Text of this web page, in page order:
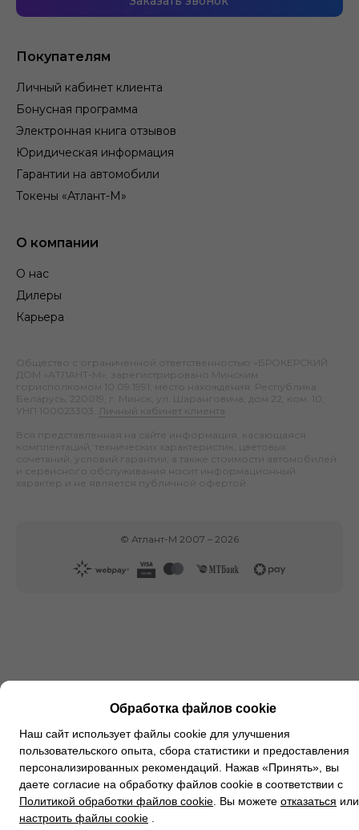
Покупателям
Личный кабинет клиента
Бонусная программа
Электронная книга отзывов
Юридическая информация
Гарантии на автомобили
Токены «Атлант-М»
О компании
О нас
Дилеры
Карьера
Общество с ограниченной ответственностью «БРОКЕРСКИЙ
ДОМ «АТЛАНТ-М», зарегистрировано Минским
горисполкомом 10.09.1991; место нахождения: Республика
Беларусь, 220019, г. Минск, ул. Шаранговича, дом 22, ком. 10;
УНП 100023303.
Личный кабинет клиента
Вся представленная на сайте информация, касающаяся
комплектаций, технических характеристик, цветовых
сочетаний, условий гарантии, а также стоимости автомобилей
и сервисного обслуживания носит информационный
характер и не является публичной офертой.
© Атлант-М 2007 – 2026
Обработка файлов cookie
Наш сайт использует файлы cookie для улучшения
пользовательского опыта, сбора статистики и предоставления
персонализированных рекомендаций. Нажав «Принять», вы
даете согласие на обработку файлов cookie в соответствии с
Политикой обработки файлов cookie . Вы можете отказаться или
настроить файлы cookie